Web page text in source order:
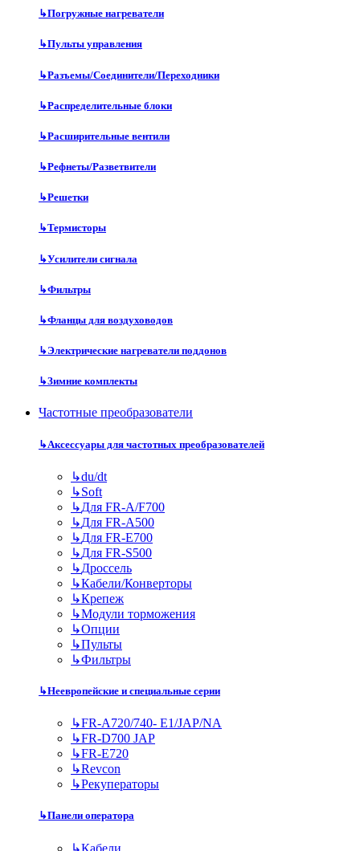
↳Погружные нагреватели
↳Пульты управления
↳Разъемы/Соединители/Переходники
↳Распределительные блоки
↳Расширительные вентили
↳Рефнеты/Разветвители
↳Решетки
↳Термисторы
↳Усилители сигнала
↳Фильтры
↳Фланцы для воздуховодов
↳Электрические нагреватели поддонов
↳Зимние комплекты
Частотные преобразователи
↳Аксессуары для частотных преобразователей
↳du/dt
↳Soft
↳Для FR-A/F700
↳Для FR-A500
↳Для FR-E700
↳Для FR-S500
↳Дроссель
↳Кабели/Конверторы
↳Крепеж
↳Модули торможения
↳Опции
↳Пульты
↳Фильтры
↳Неевропейские и специальные серии
↳FR-A720/740- E1/JAP/NA
↳FR-D700 JAP
↳FR-E720
↳Revcon
↳Рекуператоры
↳Панели оператора
↳Кабели